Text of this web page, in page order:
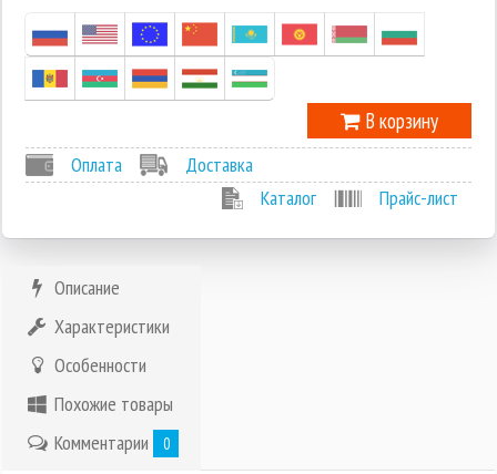
В корзину
Оплата
Доставка
Каталог
Прайс-лист
Описание
Характеристики
Особенности
Похожие товары
Комментарии
0